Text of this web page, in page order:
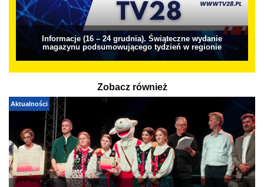
Informacje (16 – 24 grudnia). Świąteczne wydanie
magazynu podsumowującego tydzień w regionie
Zobacz również
Aktualności